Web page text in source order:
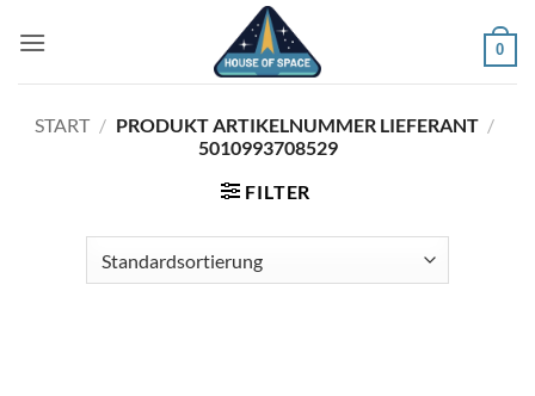
Inhalt
0
START / PRODUKT ARTIKELNUMMER LIEFERANT /
5010993708529
FILTER